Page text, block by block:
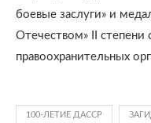
боевые заслуги» и
Отечеством» II
правоохранительных
100-ЛЕТИЕ ДАССР